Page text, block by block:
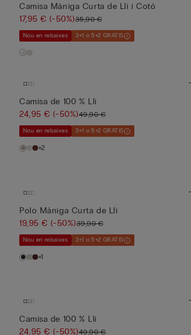
Camisa Màniga Curta de Lli i Cotó
17,95 €(-50%)35,90 €
Nou en rebaixes 3+1 o 5+2 GRATIS
Camisa de 100 % Lli
24,95 €(-50%)49,90 €
Nou en rebaixes 3+1 o 5+2 GRATIS
+2
Polo Màniga Curta de Lli
19,95 €(-50%)39,90 €
Nou en rebaixes 3+1 o 5+2 GRATIS
+1
Camisa de 100 % Lli
24,95 €(-50%)49,90 €